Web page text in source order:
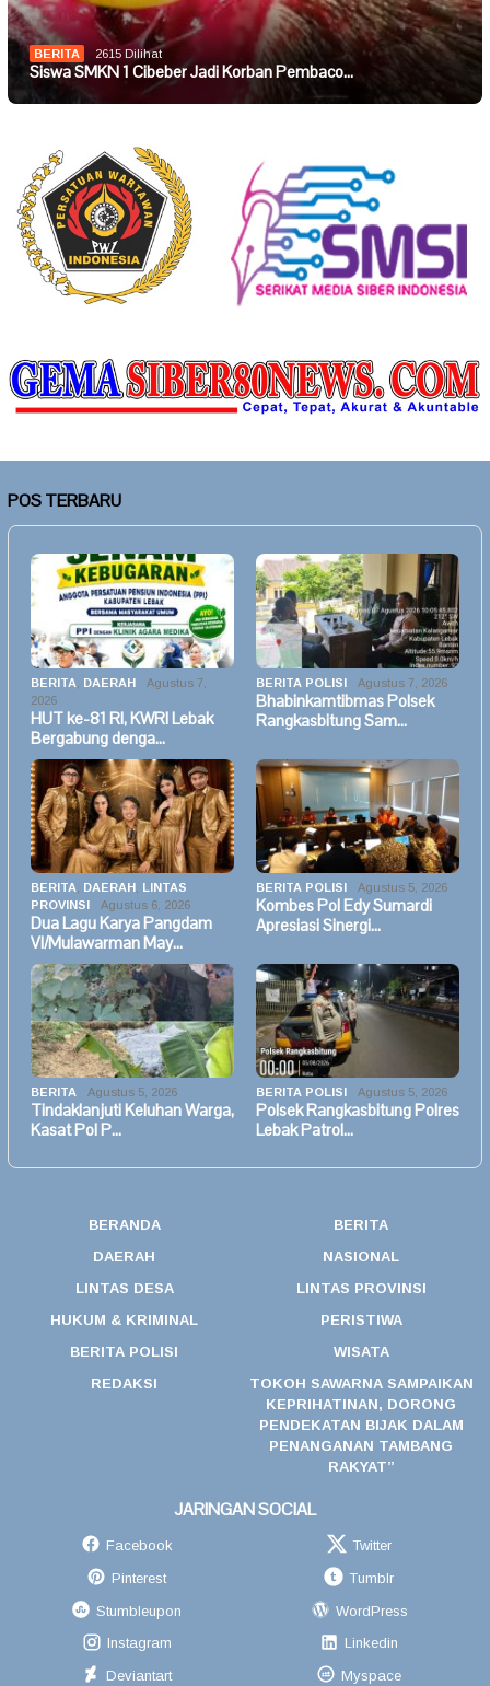
BERITA 2615 Dilihat
Siswa SMKN 1 Cibeber Jadi Korban Pembaco…
POS TERBARU
BERITA DAERAH
Agustus 7,
2026
HUT ke-81 RI, KWRI Lebak
Bergabung denga…
BERITA POLISI Agustus 7, 2026
Bhabinkamtibmas Polsek
Rangkasbitung Sam…
BERITA DAERAH LINTAS
PROVINSI
Agustus 6, 2026
Dua Lagu Karya Pangdam
VI/Mulawarman May…
BERITA POLISI Agustus 5, 2026
Kombes Pol Edy Sumardi
Apresiasi Sinergi…
BERITA Agustus 5, 2026
Tindaklanjuti Keluhan Warga,
Kasat Pol P…
BERITA POLISI Agustus 5, 2026
Polsek Rangkasbitung Polres
Lebak Patrol…
BERANDA
BERITA
DAERAH
NASIONAL
LINTAS DESA
LINTAS PROVINSI
HUKUM & KRIMINAL
PERISTIWA
BERITA POLISI
WISATA
REDAKSI
TOKOH SAWARNA SAMPAIKAN
KEPRIHATINAN, DORONG
PENDEKATAN BIJAK DALAM
PENANGANAN TAMBANG
RAKYAT”
JARINGAN SOCIAL
Facebook
Twitter
Pinterest
Tumblr
Stumbleupon
WordPress
Instagram
Linkedin
Deviantart
Myspace